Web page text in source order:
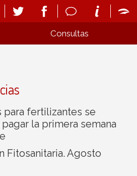
Consultas
para fertilizantes se
la primera semana
Fitosanitaria. Agosto